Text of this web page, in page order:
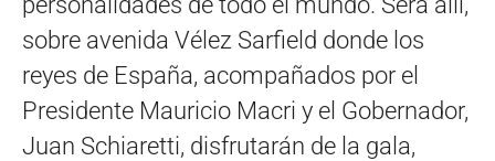
sobre avenida Vélez Sarfield donde los
reyes de España, acompañados por el
Presidente Mauricio Macri y el Gobernador,
Juan Schiaretti, disfrutarán de la gala,